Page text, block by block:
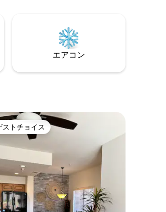
、ハイキング、星空の下でのんび
す夜に最適な拠点です。
エアコン
評のゲストチョイスです。
ストチョイス